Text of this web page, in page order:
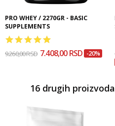
PRO WHEY / 2270GR - BASIC
SUPPLEMENTS
9.260,00 RSD 7.408,00 RSD -20%
16 drugih